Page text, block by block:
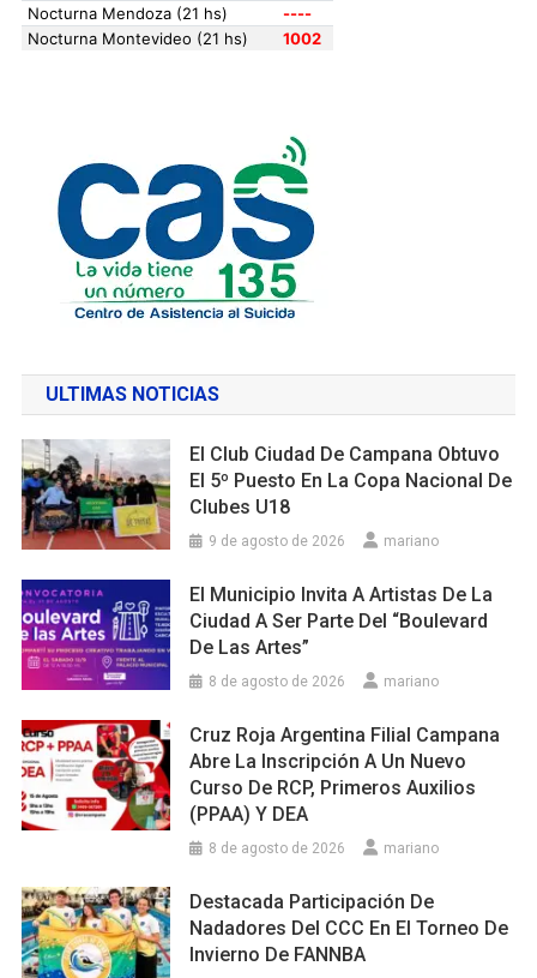
ULTIMAS NOTICIAS
El Club Ciudad De Campana Obtuvo
El 5º Puesto En La Copa Nacional De
Clubes U18
9 de agosto de 2026 mariano
El Municipio Invita A Artistas De La
Ciudad A Ser Parte Del “Boulevard
De Las Artes”
8 de agosto de 2026 mariano
Cruz Roja Argentina Filial Campana
Abre La Inscripción A Un Nuevo
Curso De RCP, Primeros Auxilios
(PPAA) Y DEA
8 de agosto de 2026 mariano
Destacada Participación De
Nadadores Del CCC En El Torneo De
Invierno De FANNBA